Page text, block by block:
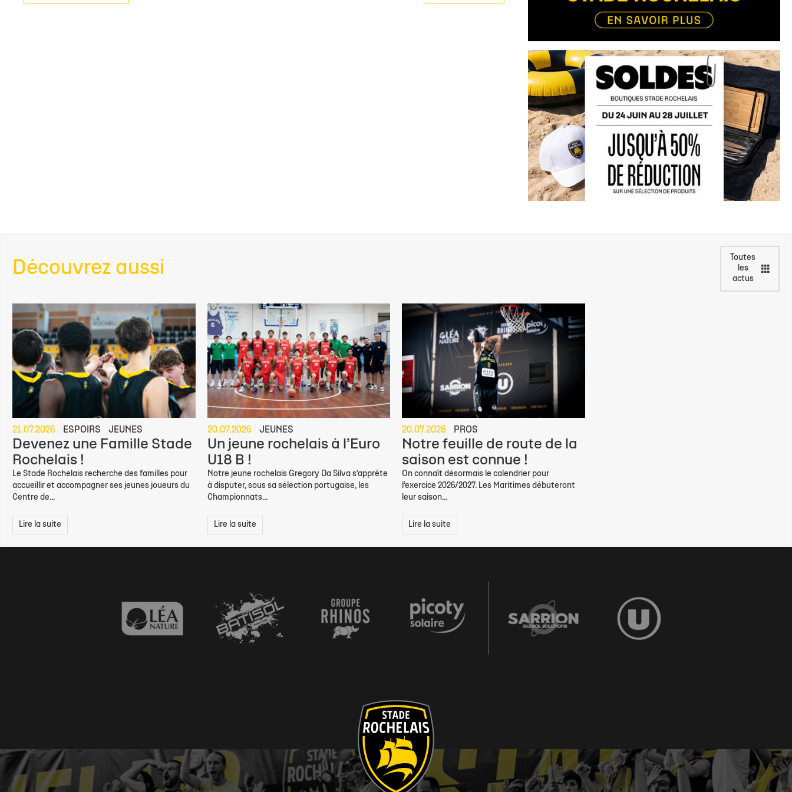
Découvrez aussi
Toutes
les
actus
21.07.2026 ESPOIRS JEUNES
Devenez une Famille Stade
Rochelais !
Le Stade Rochelais recherche des familles pour
accueillir et accompagner ses jeunes joueurs du
Centre de...
Lire la suite
20.07.2026 JEUNES
Un jeune rochelais à l’Euro
U18 B !
Notre jeune rochelais Gregory Da Silva s’apprête
à disputer, sous sa sélection portugaise, les
Championnats...
Lire la suite
20.07.2026 PROS
Notre feuille de route de la
saison est connue !
On connaît désormais le calendrier pour
l’exercice 2026/2027. Les Maritimes débuteront
leur saison...
Lire la suite